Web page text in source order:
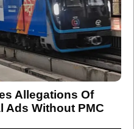
Allegations Of
Ads Without PMC